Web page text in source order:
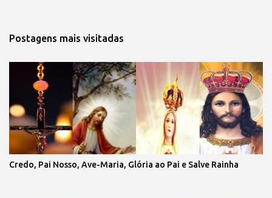
Postagens mais visitadas
Credo, Pai Nosso, Ave-Maria, Glória ao Pai e Salve Rainha